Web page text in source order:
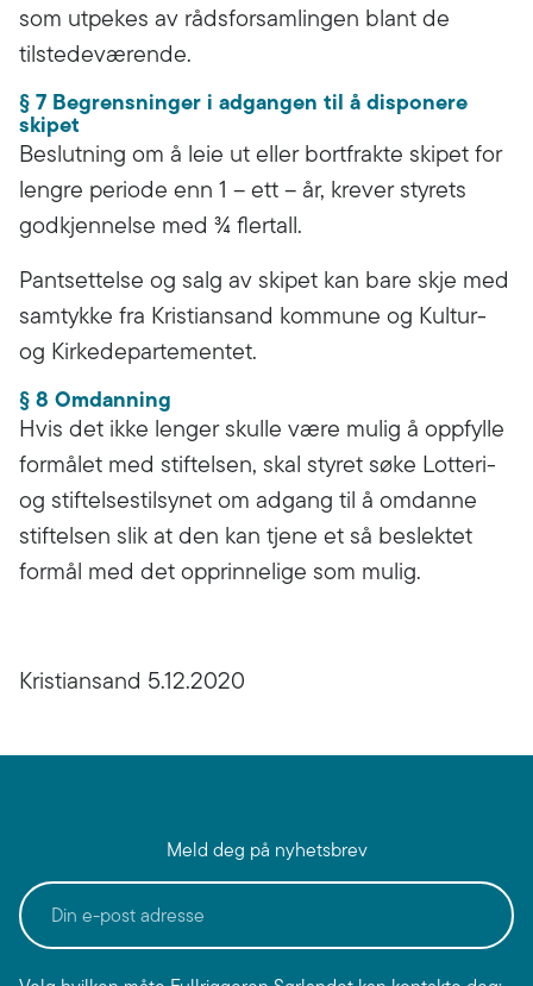
som utpekes av rådsforsamlingen blant de
tilstedeværende.
§ 7 Begrensninger i adgangen til å disponere
skipet
Beslutning om å leie ut eller bortfrakte skipet for
lengre periode enn 1 – ett – år, krever styrets
godkjennelse med ¾ flertall.
Pantsettelse og salg av skipet kan bare skje med
samtykke fra Kristiansand kommune og Kultur-
og Kirkedepartementet.
§ 8 Omdanning
Hvis det ikke lenger skulle være mulig å oppfylle
formålet med stiftelsen, skal styret søke Lotteri-
og stiftelsestilsynet om adgang til å omdanne
stiftelsen slik at den kan tjene et så beslektet
formål med det opprinnelige som mulig.
Kristiansand 5.12.2020
Meld deg på nyhetsbrev